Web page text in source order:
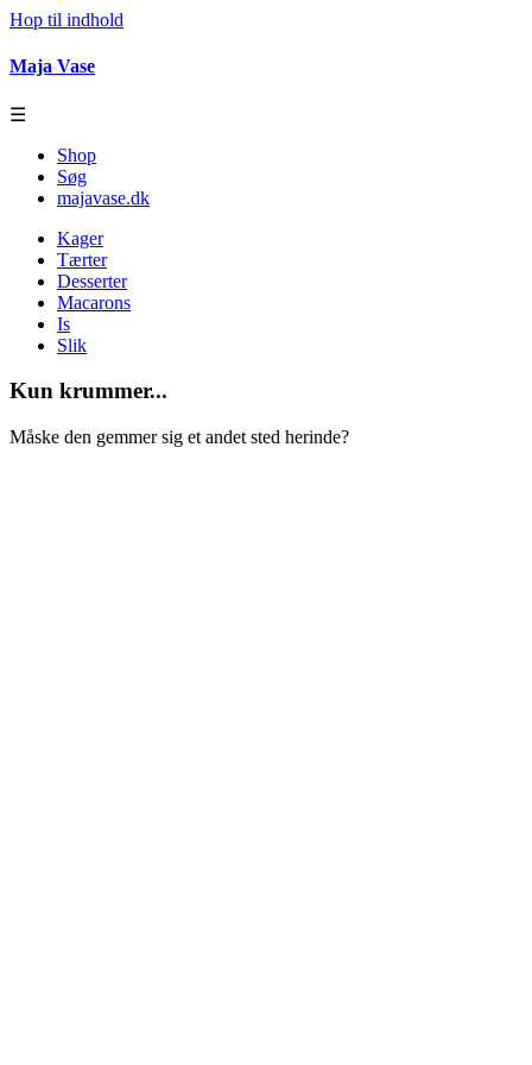
Hop til indhold
Maja Vase
☰
Shop
Søg
majavase.dk
Kager
Tærter
Desserter
Macarons
Is
Slik
Kun krummer...
Måske den gemmer sig et andet sted herinde?